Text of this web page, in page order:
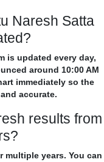
Naresh Satta
is updated every day,
around 10:00 AM
immediately so the
accurate.
results from
multiple years. You can